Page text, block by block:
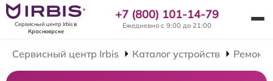
Сервисный центр Irbisв
Красноярске
+7 (800) 101-14-79
Ежедневно с 9:00 до 21:00
Сервисный центр Irbis Каталог устройств Ремонт